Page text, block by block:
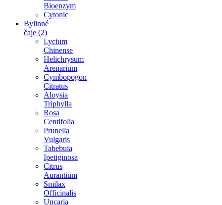
Bioenzym
Cytonic
Bylinné
čaje (2)
Lycium
Chinense
Helichrysum
Arenarium
Cymbopogon
Citratus
Aloysia
Triphylla
Rosa
Centifolia
Prunella
Vulgaris
Tabebuia
Ipetiginosa
Citrus
Aurantium
Smilax
Officinalis
Uncaria